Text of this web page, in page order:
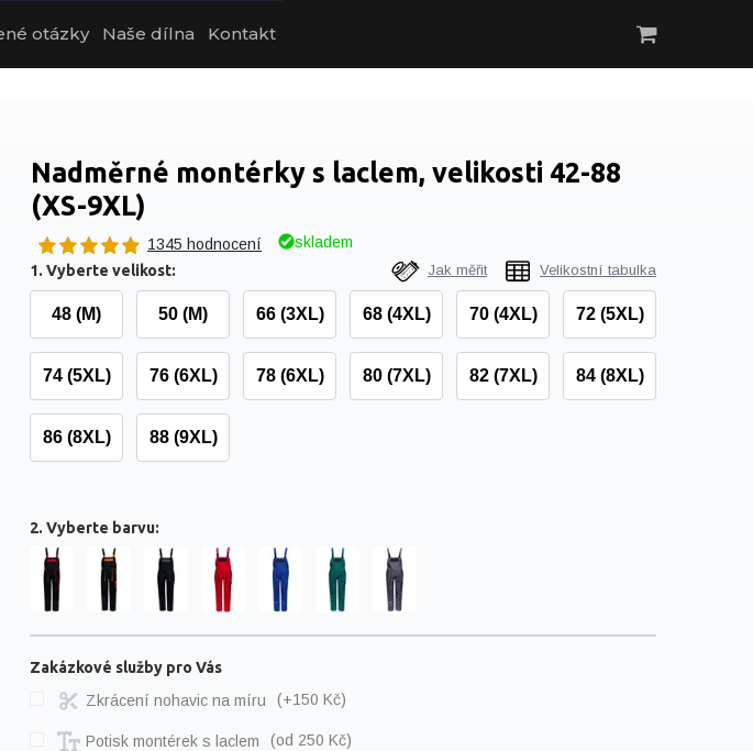
otázky Naše dílna Kontakt
Nadměrné montérky s laclem, velikosti 42-88
(XS-9XL)
1345 hodnocení
skladem
1. Vyberte velikost:
Jak měřit Velikostní tabulka
48 (M) 50 (M) 66 (3XL) 68 (4XL) 70 (4XL) 72 (5XL)
74 (5XL) 76 (6XL) 78 (6XL) 80 (7XL) 82 (7XL) 84 (8XL)
86 (8XL) 88 (9XL)
2. Vyberte barvu:
Zakázkové služby pro Vás
Zkrácení nohavic na míru
(+150 Kč)
Potisk montérek s laclem (od 250 Kč)